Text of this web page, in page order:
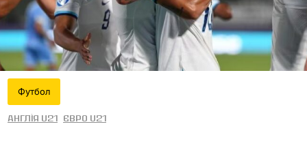
Футбол
Англія U21 Євро U21